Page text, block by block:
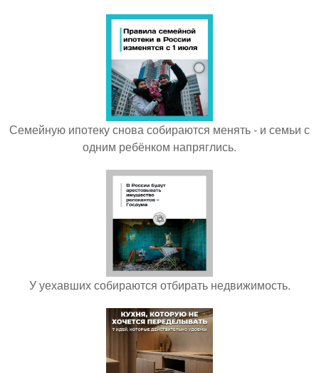
Семейную ипотеку снова собираются менять - и семьи с
одним ребёнком напряглись.
У уехавших собираются отбирать недвижимость.